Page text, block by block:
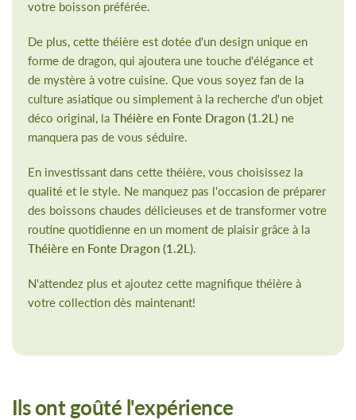
votre boisson préférée.
De plus, cette théière est dotée d'un design unique en
forme de dragon, qui ajoutera une touche d'élégance et
de mystère à votre cuisine. Que vous soyez fan de la
culture asiatique ou simplement à la recherche d'un objet
déco original, laThéière en Fonte Dragon (1.2L) ne
manquera pas de vous séduire.
En investissant dans cette théière, vous choisissez la
qualité et le style. Ne manquez pas l'occasion de préparer
des boissons chaudes délicieuses et de transformer votre
routine quotidienne en un moment de plaisir grâce à la
Théière en Fonte Dragon (1.2L).
N'attendez plus et ajoutez cette magnifique théière à
votre collection dès maintenant!
Ils ont goûté l'expérience